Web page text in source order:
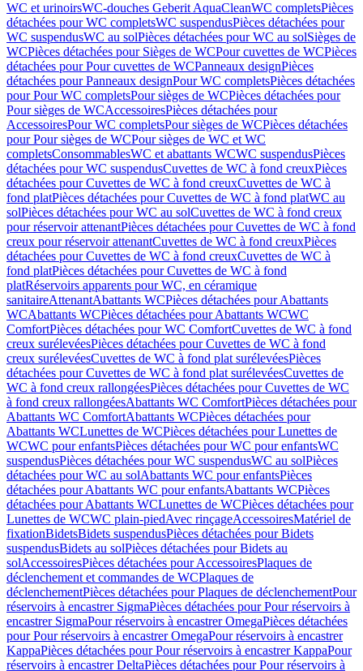
WC et urinoirsWC-douches Geberit AquaCleanWC completsPièces
détachées pour WC completsWC suspendusPièces détachées pour
WC suspendusWC au solPièces détachées pour WC au solSièges de
WCPièces détachées pour Sièges de WCPour cuvettes de WCPièces
détachées pour Pour cuvettes de WCPanneaux designPièces
détachées pour Panneaux designPour WC completsPièces détachées
pour Pour WC completsPour sièges de WCPièces détachées pour
Pour sièges de WCAccessoiresPièces détachées pour
AccessoiresPour WC completsPour sièges de WCPièces détachées
pour Pour sièges de WCPour sièges de WC et WC
completsConsommablesWC et abattants WCWC suspendusPièces
détachées pour WC suspendusCuvettes de WC à fond creuxPièces
détachées pour Cuvettes de WC à fond creuxCuvettes de WC à
fond platPièces détachées pour Cuvettes de WC à fond platWC au
solPièces détachées pour WC au solCuvettes de WC à fond creux
pour réservoir attenantPièces détachées pour Cuvettes de WC à fond
creux pour réservoir attenantCuvettes de WC à fond creuxPièces
détachées pour Cuvettes de WC à fond creuxCuvettes de WC à
fond platPièces détachées pour Cuvettes de WC à fond
platRéservoirs apparents pour WC, en céramique
sanitaireAttenantAbattants WCPièces détachées pour Abattants
WCAbattants WCPièces détachées pour Abattants WCWC
ComfortPièces détachées pour WC ComfortCuvettes de WC à fond
creux surélevéesPièces détachées pour Cuvettes de WC à fond
creux surélevéesCuvettes de WC à fond plat surélevéesPièces
détachées pour Cuvettes de WC à fond plat surélevéesCuvettes de
WC à fond creux rallongéesPièces détachées pour Cuvettes de WC
à fond creux rallongéesAbattants WC ComfortPièces détachées pour
Abattants WC ComfortAbattants WCPièces détachées pour
Abattants WCLunettes de WCPièces détachées pour Lunettes de
WCWC pour enfantsPièces détachées pour WC pour enfantsWC
suspendusPièces détachées pour WC suspendusWC au solPièces
détachées pour WC au solAbattants WC pour enfantsPièces
détachées pour Abattants WC pour enfantsAbattants WCPièces
détachées pour Abattants WCLunettes de WCPièces détachées pour
Lunettes de WCWC plain-piedAvec rinçageAccessoiresMatériel de
fixationBidetsBidets suspendusPièces détachées pour Bidets
suspendusBidets au solPièces détachées pour Bidets au
solAccessoiresPièces détachées pour AccessoiresPlaques de
déclenchement et commandes de WCPlaques de
déclenchementPièces détachées pour Plaques de déclenchementPour
réservoirs à encastrer SigmaPièces détachées pour Pour réservoirs à
encastrer SigmaPour réservoirs à encastrer OmegaPièces détachées
pour Pour réservoirs à encastrer OmegaPour réservoirs à encastrer
KappaPièces détachées pour Pour réservoirs à encastrer KappaPour
réservoirs à encastrer DeltaPièces détachées pour Pour réservoirs à